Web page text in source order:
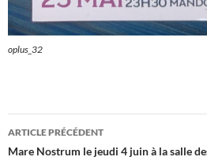
oplus_32
Navigation
des
ARTICLE PRÉCÉDENT
Mare Nostrum le jeudi 4 juin à la salle